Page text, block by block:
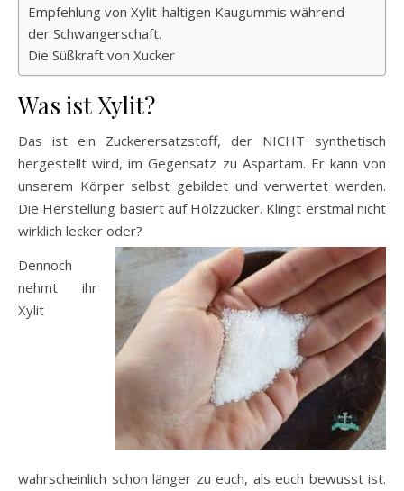
Empfehlung von Xylit-haltigen Kaugummis während
der Schwangerschaft.
Die Süßkraft von Xucker
Was ist Xylit?
Das ist ein Zuckerersatzstoff, der NICHT synthetisch
hergestellt wird, im Gegensatz zu Aspartam. Er kann von
unserem Körper selbst gebildet und verwertet werden.
Die Herstellung basiert auf Holzzucker. Klingt erstmal nicht
wirklich lecker oder?
Dennoch
nehmt ihr
Xylit
wahrscheinlich schon länger zu euch, als euch bewusst ist.